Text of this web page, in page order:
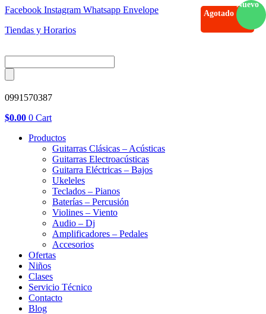
Facebook Instagram Whatsapp Envelope
Tiendas y Horarios
0991570387
$0.00 0 Cart
Productos
Guitarras Clásicas – Acústicas
Guitarras Electroacústicas
Guitarra Eléctricas – Bajos
Ukeleles
Teclados – Pianos
Baterías – Percusión
Violines – Viento
Audio – Dj
Amplificadores – Pedales
Accesorios
Ofertas
Niños
Clases
Servicio Técnico
Contacto
Blog
Nuevo
Agotado